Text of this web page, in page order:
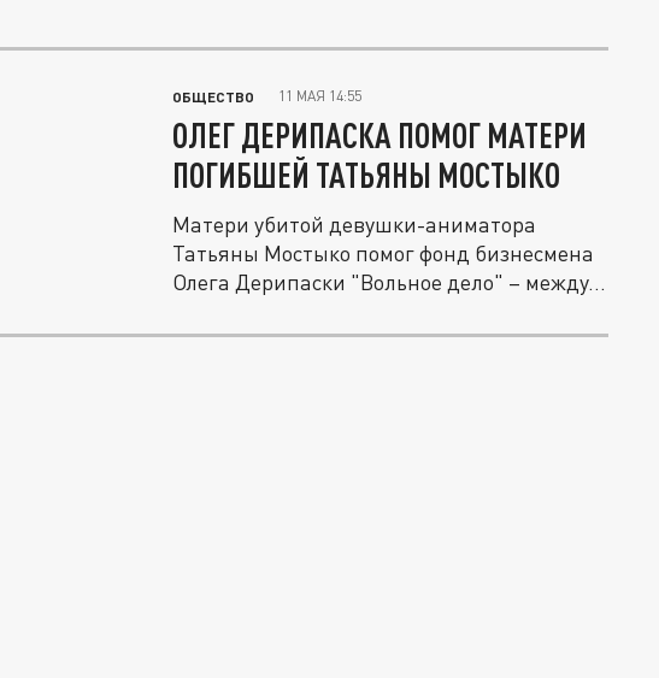
ОБЩЕСТВО 11 МАЯ 14:55
ОЛЕГ ДЕРИПАСКА ПОМОГ МАТЕРИ
ПОГИБШЕЙ ТАТЬЯНЫ МОСТЫКО
Матери убитой девушки-аниматора
Татьяны Мостыко помог фонд бизнесмена
Олега Дерипаски "Вольное дело" – между...